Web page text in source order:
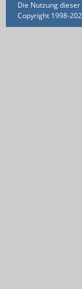
Die Nutzung
Copyright 1998-